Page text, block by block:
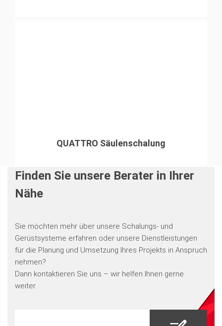
QUATTRO Säulenschalung
Finden Sie unsere Berater in Ihrer
Nähe
Sie möchten mehr über unsere Schalungs- und
Gerüstsysteme erfahren oder unsere Dienstleistungen
für die Planung und Umsetzung Ihres Projekts in Anspruch
nehmen?
Dann kontaktieren Sie uns – wir helfen Ihnen gerne
weiter.